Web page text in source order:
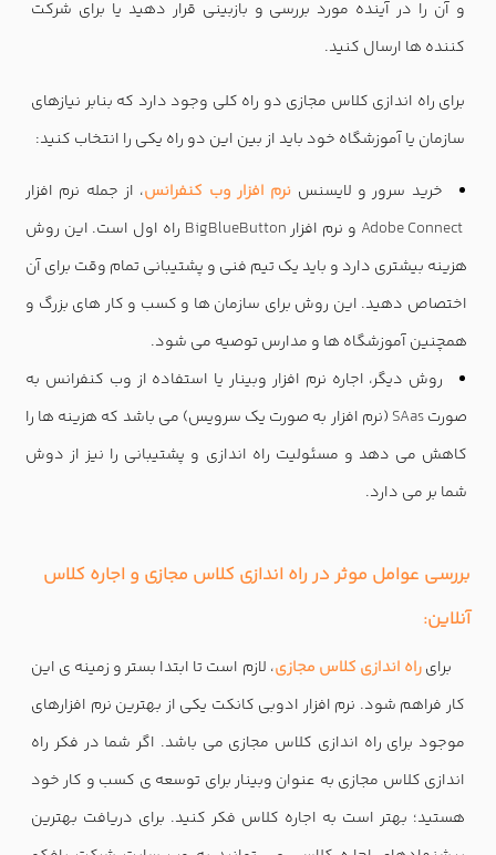
و آن را در آینده مورد بررسی و بازبینی قرار دهید یا برای شرکت
کننده ها ارسال کنید.
برای راه اندازی کلاس مجازی دو راه کلی وجود دارد که بنابر نیازهای
سازمان یا آموزشگاه خود باید از بین این دو راه یکی را انتخاب کنید:
خرید سرور و لایسنس نرم افزار وب کنفرانس، از جمله نرم افزار
Adobe Connect و نرم افزار BigBlueButton راه اول است. این روش
هزینه بیشتری دارد و باید یک تیم فنی و پشتیبانی تمام وقت برای آن
اختصاص دهید. این روش برای سازمان ها و کسب و کار های بزرگ و
همچنین آموزشگاه ها و مدارس توصیه می شود.
روش دیگر، اجاره نرم افزار وبینار یا استفاده از وب کنفرانس به
صورتSAas (نرم افزار به صورت یک سرویس) می باشد که هزینه ها را
کاهش می دهد و مسئولیت راه اندازی و پشتیبانی را نیز از دوش
شما بر می دارد.
بررسی عوامل موثر در راه اندازی کلاس مجازی و اجاره کلاس
آنلاین:
برایراه اندازی کلاس مجازی، لازم است تا ابتدا بستر و زمینه ی این
کار فراهم شود. نرم افزار ادوبی کانکت یکی از بهترین نرم افزارهای
موجود برای راه اندازی کلاس مجازی می باشد. اگر شما در فکر راه
اندازی کلاس مجازی به عنوان وبینار برای توسعه ی کسب و کار خود
هستید؛ بهتر است به اجاره کلاس فکر کنید. برای دریافت بهترین